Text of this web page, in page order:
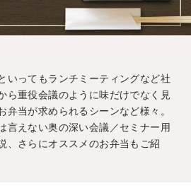
いってもランチミーティングなど社
ら重役会議のように味だけでなく見
弁当が求められるシーンなど様々。
言えない奥の深い会議／セミナー用
、さらにオススメのお弁当もご紹